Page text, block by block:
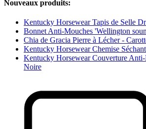
Nouveaux produits:
Kentucky Horsewear Tapis de Selle
Bonnet Anti-Mouches 'Wellington
Chia de Gracia Pierre à Lécher -
Kentucky Horsewear Chemise
Kentucky Horsewear Couverture
Noire